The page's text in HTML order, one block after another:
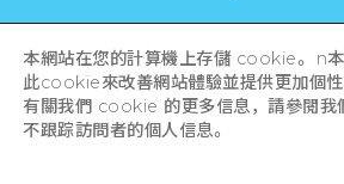
Hiroshima Prefecture /
All rights
本網站在您的計算機上存儲 cookie。 n
此cookie來改善網站體驗並提供更加個性
有關我們 cookie 的更多信息，請參閱我
不跟踪訪問者的個人信息。